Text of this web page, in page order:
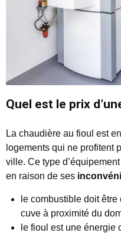
Quel est le prix
La chaudière au fioul est
logements qui ne profitent
ville. Ce type
en raison de ses
le combustible doit
cuve à proximité du
le fioul est une énergie